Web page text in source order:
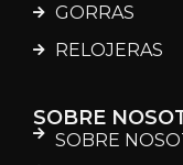
GORRAS
RELOJERAS
SOBRE
SOBRE